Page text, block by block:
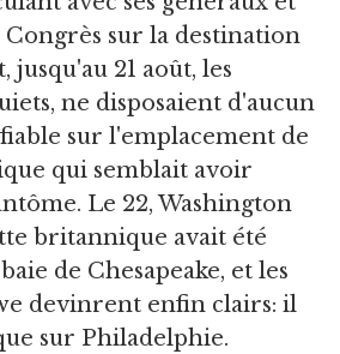
sur la destination
jusqu'au 21 août, les
ne disposaient d'aucun
sur l'emplacement de
qui semblait avoir
Le 22, Washington
britannique avait été
de Chesapeake, et les
devinrent enfin clairs: il
sur Philadelphie.